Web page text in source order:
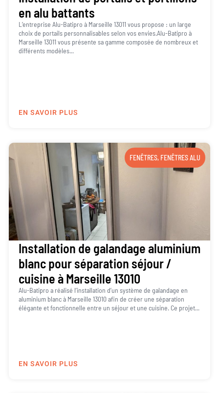
en alu battants
L’entreprise Alu-Batipro à Marseille 13011 vous propose : un large
choix de portails personnalisables selon vos envies.Alu-Batipro à
Marseille 13011 vous présente sa gamme composée de nombreux et
différents modèles...
EN SAVOIR PLUS
FENÊTRES, FENÊTRES ALU
Installation de galandage aluminium
blanc pour séparation séjour /
cuisine à Marseille 13010
Alu-Batipro a réalisé l’installation d’un système de galandage en
aluminium blanc à Marseille 13010 afin de créer une séparation
élégante et fonctionnelle entre un séjour et une cuisine. Ce projet...
EN SAVOIR PLUS